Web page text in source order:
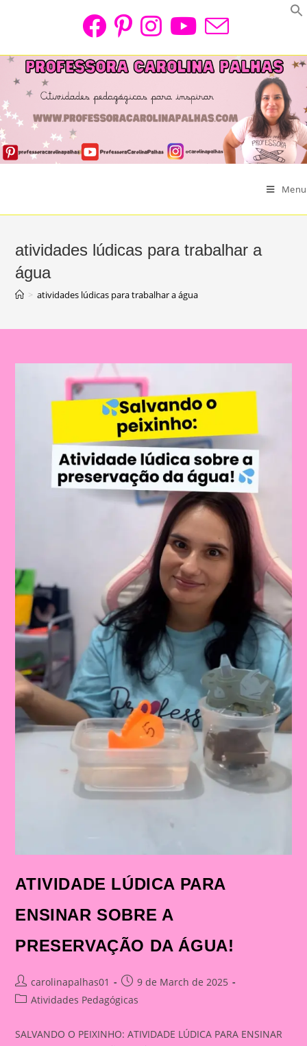
Menu
atividades lúdicas para trabalhar a
água
> atividades lúdicas para trabalhar a água
ATIVIDADE LÚDICA PARA
ENSINAR SOBRE A
PRESERVAÇÃO DA ÁGUA!
Post
author:
carolinapalhas01
Post
published:
9 de March de 2025
PostAtividades Pedagógicas
SALVANDO O PEIXINHO: ATIVIDADE LÚDICA PARA ENSINAR